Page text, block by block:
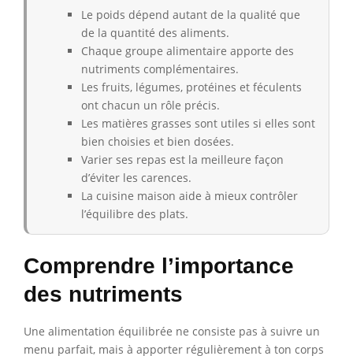
Le poids dépend autant de la qualité que
de la quantité des aliments.
Chaque groupe alimentaire apporte des
nutriments complémentaires.
Les fruits, légumes, protéines et féculents
ont chacun un rôle précis.
Les matières grasses sont utiles si elles sont
bien choisies et bien dosées.
Varier ses repas est la meilleure façon
d’éviter les carences.
La cuisine maison aide à mieux contrôler
l’équilibre des plats.
Comprendre l’importance
des nutriments
Une alimentation équilibrée ne consiste pas à suivre un
menu parfait, mais à apporter régulièrement à ton corps